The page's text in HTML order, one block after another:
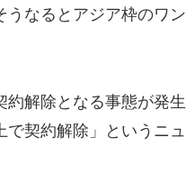
うなるとアジア枠のワン
約解除となる事態が発生
契約解除」というニュ